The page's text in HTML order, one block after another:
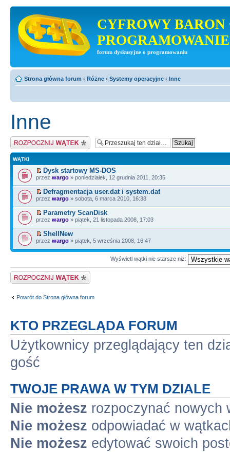
CYFROWY BARON
PROGRAMOWANIE
forum dyskusyjne o programowaniu
Strona główna forum ‹ Różne ‹ Systemy operacyjne ‹ Inne
Inne
Napisz wątek
WĄTKI
Dysk startowy MS-DOS
przez wargo » poniedziałek, 12 grudnia 2011, 20:35
Defragmentacja user.dat i system.dat
przez wargo » sobota, 6 marca 2010, 16:38
Parametry ScanDisk
przez wargo » piątek, 21 listopada 2008, 17:03
ShellNew
przez wargo » piątek, 5 września 2008, 16:47
Wyświetl wątki nie starsze niż:
Napisz wątek
Powrót do Strona główna forum
KTO PRZEGLĄDA FORUM
Użytkownicy przeglądający ten
gość
TWOJE PRAWA W TYM DZIALE
Nie możesz rozpoczynać nowych
Nie możesz odpowiadać w
Nie możesz edytować swoich